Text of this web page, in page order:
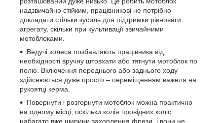
надзвичайно стійким, працівникові не потрібно
докладати стільки зусиль для підтримки рівноваги
агрегату, скільки при культивації звичайними
мотоблоками.
Ведучі колеса позбавляють працівника від
необхідності вручну штовхати або тягнути мотоблок по
полю. Включення переднього або заднього ходу
здійснюється дуже просто – переміщенням важеля на
рукоятці керма.
Повернути і розгорнути мотоблок можна практично
на одному місці, оскільки колія провідних коліс
набагато вже ширини захоплення фрези, і вони не